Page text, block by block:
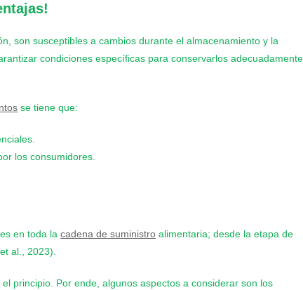
son susceptibles a cambios durante el almacenamiento y la
condiciones específicas para conservarlos adecuadamente
se tiene que:
los consumidores.
en toda lacadena de suministro alimentaria; desde la etapa de
al., 2023).
principio. Por ende, algunos aspectos a considerar son los